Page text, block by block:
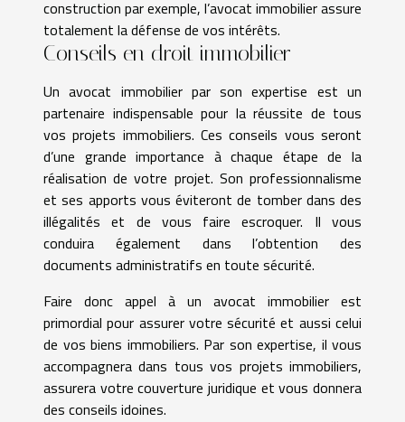
construction par exemple, l’avocat immobilier assure
totalement la défense de vos intérêts.
Conseils en droit immobilier
Un avocat immobilier par son expertise est un
partenaire indispensable pour la réussite de tous
vos projets immobiliers. Ces conseils vous seront
d’une grande importance à chaque étape de la
réalisation de votre projet. Son professionnalisme
et ses apports vous éviteront de tomber dans des
illégalités et de vous faire escroquer. Il vous
conduira également dans l’obtention des
documents administratifs en toute sécurité.
Faire donc appel à un avocat immobilier est
primordial pour assurer votre sécurité et aussi celui
de vos biens immobiliers. Par son expertise, il vous
accompagnera dans tous vos projets immobiliers,
assurera votre couverture juridique et vous donnera
des conseils idoines.